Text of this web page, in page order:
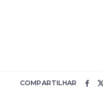
COMPARTILHAR